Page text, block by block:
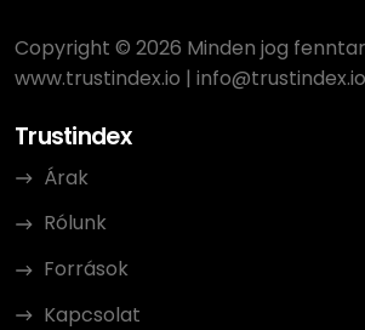
Copyright © 2026 Minden jog
www.trustindex.io | info@trustindex.io
Trustindex
Árak
Rólunk
Források
Kapcsolat